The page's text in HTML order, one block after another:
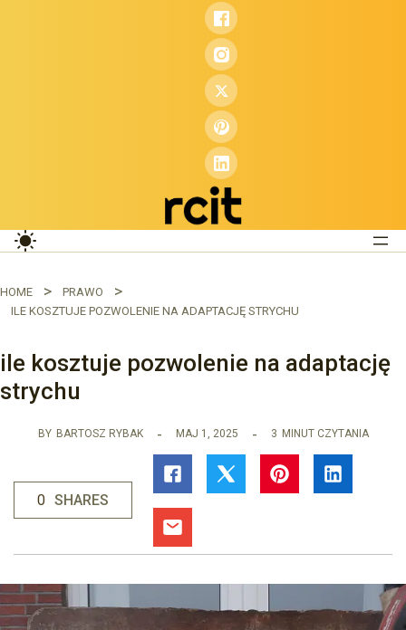
HOME
PRAWO
ILE KOSZTUJE POZWOLENIE NA ADAPTACJĘ STRYCHU
ile kosztuje pozwolenie na adaptację
strychu
BY BARTOSZ RYBAK MAJ 1, 2025 3 MINUT CZYTANIA
0 SHARES